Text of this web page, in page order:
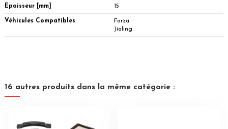
Epaisseur [mm] 15
Véhicules Compatibles
Forza
Jialing
16 autres produits dans la même catégorie :